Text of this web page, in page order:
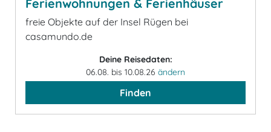
Ferienwohnungen & Ferienhäuser
freie Objekte auf der Insel Rügen bei
casamundo.de
Deine Reisedaten:
06.08. bis 10.08.26 ändern
Finden